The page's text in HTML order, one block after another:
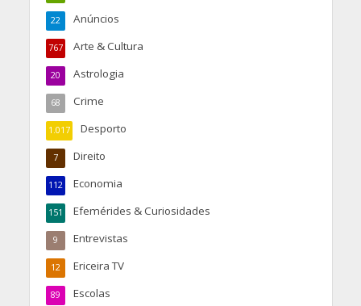
Anúncios
22
Arte & Cultura
767
Astrologia
20
Crime
68
Desporto
1.017
Direito
7
Economia
112
Efemérides & Curiosidades
151
Entrevistas
9
Ericeira TV
12
Escolas
89